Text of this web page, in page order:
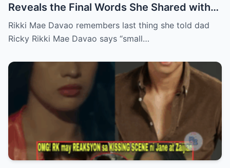
Reveals the Final Words She Shared with
Her Father Ricky Davao Before His Passing
— A Tearful Memory That Continues to
Message Behind Their Last Conversation
Rikki Mae Davao remembers last thing she told dad
Ricky Rikki Mae Davao says “small…